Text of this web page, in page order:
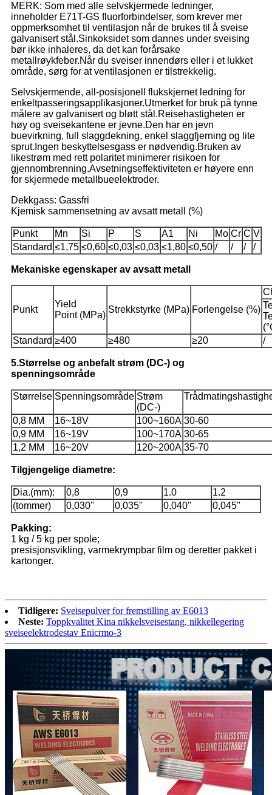
MERK: Som med alle selvskjermede ledninger,
inneholder E71T-GS fluorforbindelser, som krever mer
oppmerksomhet til ventilasjon når de brukes til å sveise
galvanisert stål.Sinkoksidet som dannes under sveising
bør ikke inhaleres, da det kan forårsake
metallrøykfeber.Når du sveiser innendørs eller i et lukket
område, sørg for at ventilasjonen er tilstrekkelig.
Selvskjermende, all-posisjonell flukskjernet ledning for
enkeltpasseringsapplikasjoner.Utmerket for bruk på tynne
målere av galvanisert og bløtt stål.Reisehastigheten er
høy og sveisekantene er jevne.Den har en jevn
buevirkning, full slaggdekning, enkel slaggfjerning og lite
sprut.Ingen beskyttelsesgass er nødvendig.Bruken av
likestrøm med rett polaritet minimerer risikoen for
gjennombrenning.Avsetningseffektiviteten er høyere enn
for skjermede metallbueelektroder.
Dekkgass: Gassfri
Kjemisk sammensetning av avsatt metall (%)
Punkt Mn Si P S A1 Ni Mo Cr C V
Standard ≤1,75 ≤0,60 ≤0,03 ≤0,03 ≤1,80 ≤0,50 / / / /
Mekaniske egenskaper av avsatt metall
Punkt
Yield
Point (MPa)
Strekkstyrke (MPa) Forlengelse (%)
Standard ≥400 ≥480 ≥20 /
5.Størrelse og anbefalt strøm (DC-) og
spenningsområde
Størrelse Spenningsområde Strøm
(DC-)
0,8 MM 16~18V 100~160A 30-60
0,9 MM
16~19V 100~170A 30-65
1,2 MM
16~20V 120~200A 35-70
Tilgjengelige diametre:
Dia.(mm): 0,8 0,9 1.0
1.2
(tommer)
0,030'' 0,035'' 0,040'' 0,045''
Pakking:
1 kg / 5 kg per spole;
presisjonsvikling, varmekrympbar film og deretter pakket i
kartonger.
Tidligere: Sveisepulver for fremstilling av E6013
Neste: Toppkvalitet Kina nikkelsveisestang, nikkellegering
sveiseelektrodestav Enicrmo-3